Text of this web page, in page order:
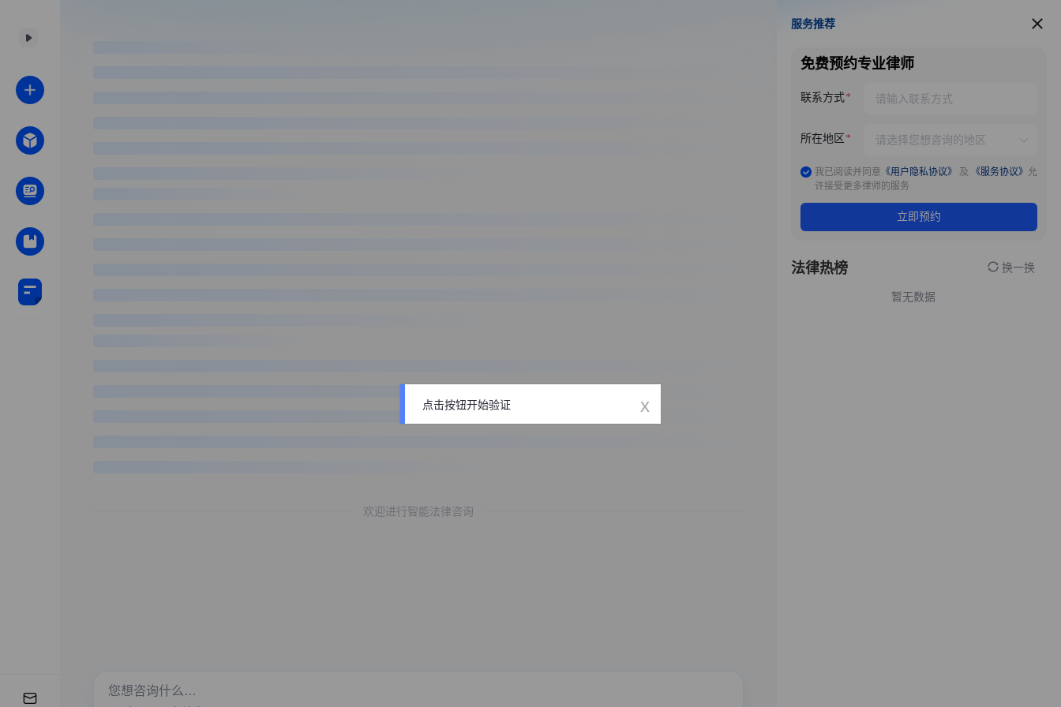
欢迎进行智能法律咨询
服务推荐
服务推荐
免费预约专业律师
联系方式
所在地区
我已阅读并同意 《用户隐私协议》 及 《服务协议》 允
许接受更多律师的服务
立即预约
法律热榜 换一换
暂无数据
点击按钮开始验证 x